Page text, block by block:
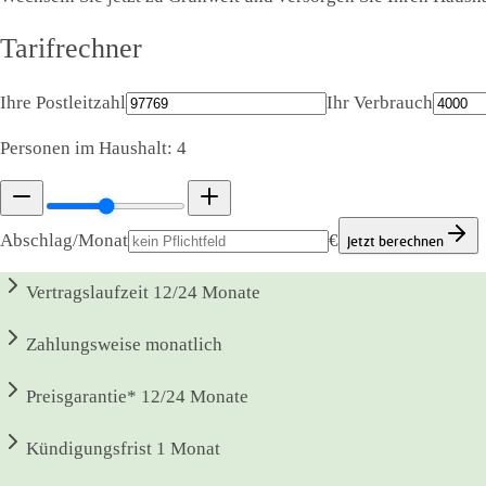
Tarifrechner
Ihre Postleitzahl Ihr Verbrauch
Personen im Haushalt: 4
Abschlag/Monat € Jetzt berechnen
Vertragslaufzeit 12/24 Monate
Zahlungsweise monatlich
Preisgarantie* 12/24 Monate
Kündigungsfrist 1 Monat